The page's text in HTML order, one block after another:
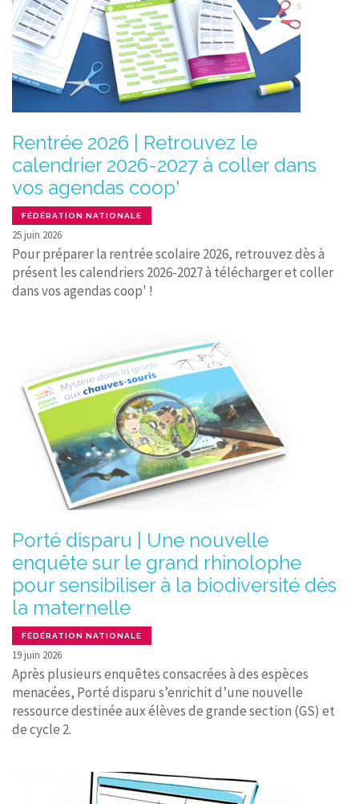
Rentrée 2026 | Retrouvez le
calendrier 2026-2027 à coller dans
vos agendas coop'
FÉDÉRATION NATIONALE
25 juin 2026
Pour préparer la rentrée scolaire 2026, retrouvez dès à
présent les calendriers 2026-2027 à télécharger et coller
dans vos agendas coop' !
Porté disparu | Une nouvelle
enquête sur le grand rhinolophe
pour sensibiliser à la biodiversité dès
la maternelle
FÉDÉRATION NATIONALE
19 juin 2026
Après plusieurs enquêtes consacrées à des espèces
menacées, Porté disparu s’enrichit d’une nouvelle
ressource destinée aux élèves de grande section (GS) et
de cycle 2.